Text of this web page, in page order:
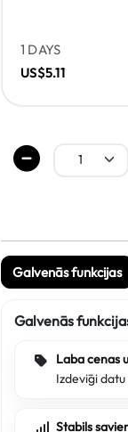
1 DAYS
US$5.11
Galvenās funkcijas
Galvenās
Laba cenas
Izdevīgi
Stabils